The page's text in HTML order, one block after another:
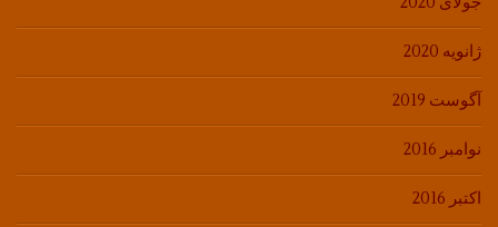
ژانویه 2020
آگوست 2019
نوامبر 2016
اکتبر 2016